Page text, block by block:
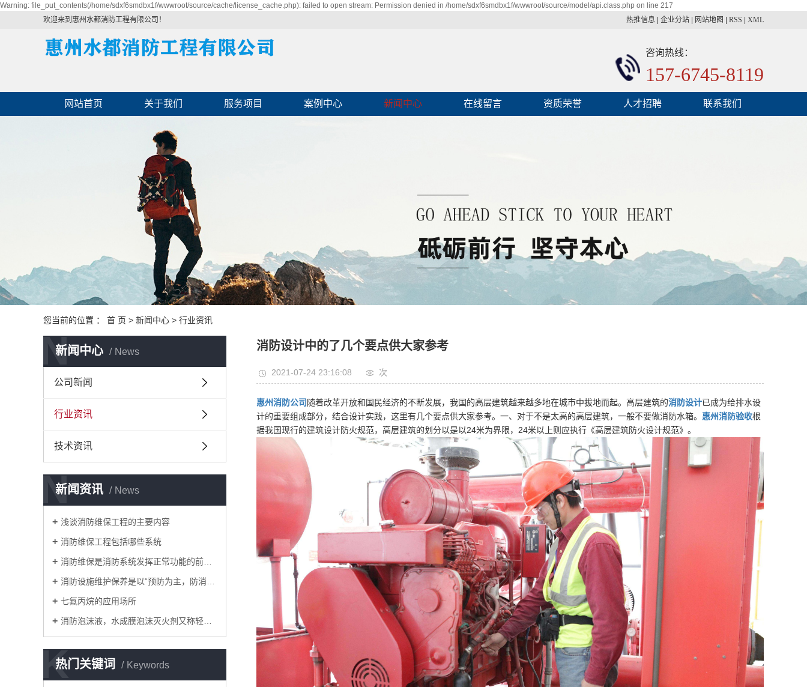
Warning: file_put_contents(/home/sdxf6smdbx1f/wwwroot/source/cache/license_cache.php): failed to open stream: Permission denied in /home/sdxf6smdbx1f/wwwroot/source/model/api.class.php on line 217
欢迎来到惠州水都消防工程有限公司！
热推信息 企业分站 网站地图 RSS XML
咨询热线：
157-6745-8119
网站首页 关于我们 服务项目 案例中心 新闻中心 在线留言 资质荣誉 人才招聘 联系我们
您当前的位置 ： 首 页 > 新闻中心 > 行业资讯
新闻中心 News
N
公司新闻
行业资讯
技术资讯
新闻资讯 News
N
浅谈消防维保工程的主要内容
消防维保工程包括哪些系统
消防维保是消防系统发挥正常功能的前提保障
消防设施维护保养是以“预防为主，防消结合”为宗旨。
七氟丙烷的应用场所
消防泡沫液，水成膜泡沫灭火剂又称轻水泡沫灭火剂。
热门关键词 Keywords
K
消防设计中的了几个要点供大家参考
2021-07-24 23:16:08 次
惠州消防公司 随着改革开放和国民经济的不断发展，我国的高层建筑越来越多地在城市中拔地而起。高层建筑的消防设计已成为给排水设
计的重要组成部分，结合设计实践，这里有几个要点供大家参考。一、对于不是太高的高层建筑，一般不要做消防水箱。 惠州消防验收根
据我国现行的建筑设计防火规范，高层建筑的划分以是以24米为界限，24米以上则应执行《高层建筑防火设计规范》。